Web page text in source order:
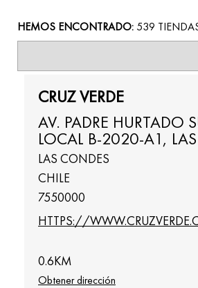
HEMOS ENCONTRADO: 539
CRUZ VERDE
AV. PADRE HURTADO
LOCAL B-2020-A1,
LAS CONDES
CHILE
7550000
HTTPS://
0.6KM
Obtener dirección